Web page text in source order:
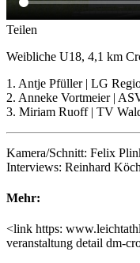
Teilen
Weibliche U18, 4,1 km
1. Antje Pfüller | LG
2. Anneke Vortmeier |
3. Miriam Ruoff | TV
Kamera/Schnitt: Felix
Interviews: Reinhard
Mehr:
<link https:
veranstaltung detail dm-